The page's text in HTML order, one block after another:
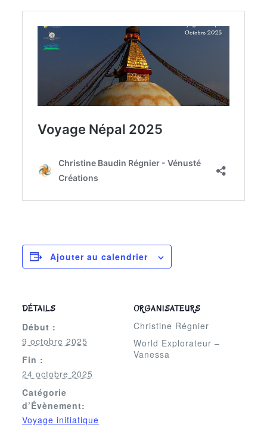
Ajouter au calendrier
DÉTAILS
Début :
9 octobre 2025
Fin :
24 octobre 2025
Catégorie
d’Évènement:
Voyage initiatique
ORGANISATEURS
Christine Régnier
World Explorateur –
Vanessa